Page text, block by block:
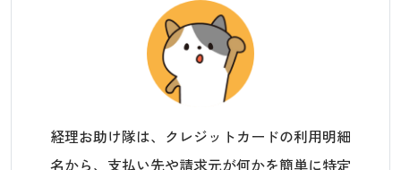
経理お助け隊は、クレジットカードの利用明細
名から、支払い先や請求元が何かを簡単に特定